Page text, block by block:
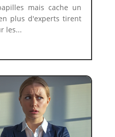
mais cache un
plus d'experts tirent
les...